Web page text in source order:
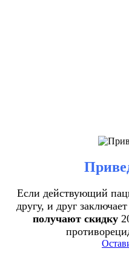
Если действующий
другу, и друг
получают скидку